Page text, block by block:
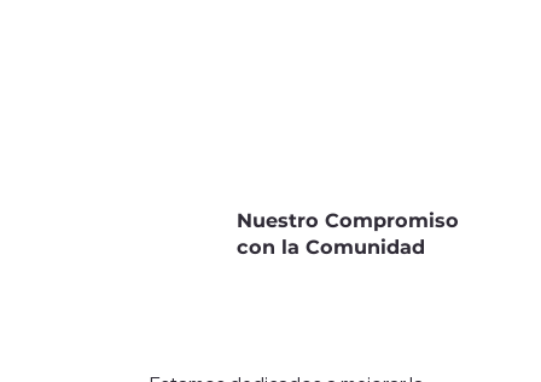
Nuestro Compromiso
con la Comunidad